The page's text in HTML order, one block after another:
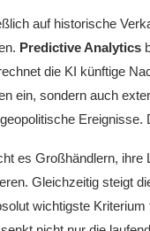
auf historische
Predictive Analytics
die KI künftige
ein, sondern auch
es Großhändlern, ihre
Gleichzeitig steigt
wichtigste